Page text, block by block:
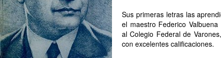
Sus primeras letras las
el maestro Federico
al Colegio Federal de
con excelentes calificaciones.